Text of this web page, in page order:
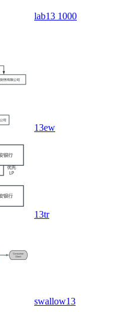
lab13 1000
13ew
13tr
swallow13